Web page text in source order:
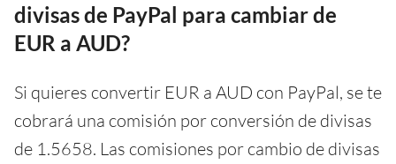
divisas de PayPal para cambiar de
EUR a AUD?
Si quieres convertir EUR a AUD con PayPal, se te
cobrará una comisión por conversión de divisas
de 1.5658. Las comisiones por cambio de divisas